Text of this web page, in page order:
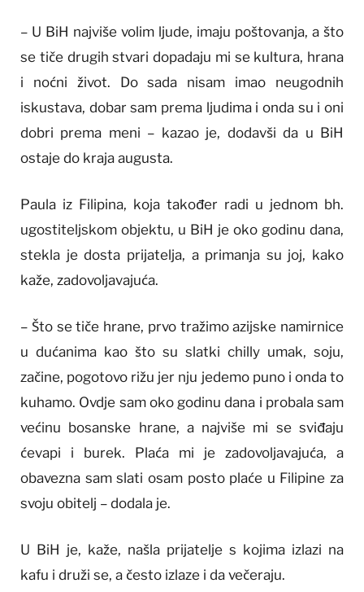
– U BiH najviše volim ljude, imaju poštovanja, a što
se tiče drugih stvari dopadaju mi se kultura, hrana
i noćni život. Do sada nisam imao neugodnih
iskustava, dobar sam prema ljudima i onda su i oni
dobri prema meni – kazao je, dodavši da u BiH
ostaje do kraja augusta.
Paula iz Filipina, koja također radi u jednom bh.
ugostiteljskom objektu, u BiH je oko godinu dana,
stekla je dosta prijatelja, a primanja su joj, kako
kaže, zadovoljavajuća.
– Što se tiče hrane, prvo tražimo azijske namirnice
u dućanima kao što su slatki chilly umak, soju,
začine, pogotovo rižu jer nju jedemo puno i onda to
kuhamo. Ovdje sam oko godinu dana i probala sam
većinu bosanske hrane, a najviše mi se sviđaju
ćevapi i burek. Plaća mi je zadovoljavajuća, a
obavezna sam slati osam posto plaće u Filipine za
svoju obitelj – dodala je.
U BiH je, kaže, našla prijatelje s kojima izlazi na
kafu i druži se, a često izlaze i da večeraju.